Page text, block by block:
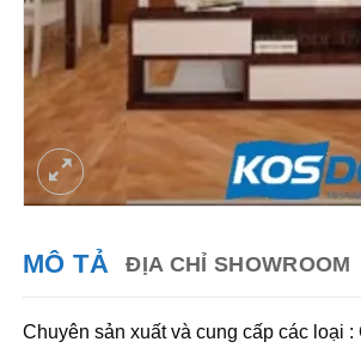
MÔ TẢ ĐỊA CHỈ SHOWROOM
Chuyên sản xuất và cung cấp các loại